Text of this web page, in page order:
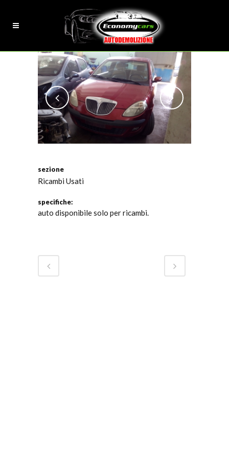
sezione
Ricambi Usati
specifiche:
auto disponibile solo per ricambi.